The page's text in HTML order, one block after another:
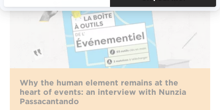
Why the human element remains at the
heart of events: an interview with Nunzia
Passacantando